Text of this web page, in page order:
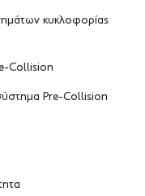
κυκλοφορίας
Collision
Pre-Collision